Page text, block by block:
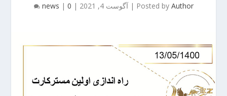
Posted by Author
|آگوست 4, 2021 |
news | 0